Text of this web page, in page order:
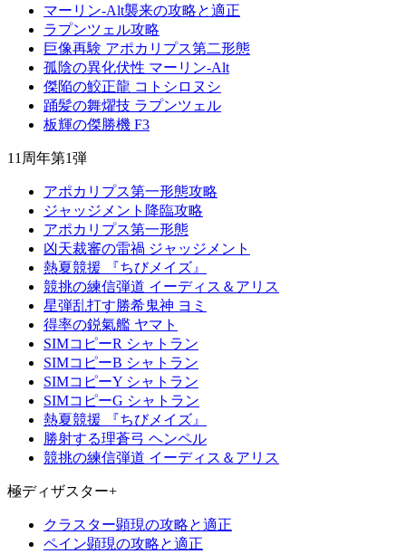
マーリン-Alt襲来の攻略と適正
ラプンツェル攻略
巨像再験 アポカリプス第二形態
孤陰の異化伏性 マーリン-Alt
傑陥の鮫正龍 コトシロヌシ
踊髪の舞燿技 ラプンツェル
板輝の傑勝機 F3
11周年第1弾
アポカリプス第一形態攻略
ジャッジメント降臨攻略
アポカリプス第一形態
凶天裁審の雷禍 ジャッジメント
熱夏競援 『ちびメイズ』
競挑の練信弾道 イーディス＆アリス
星弾乱打す勝希鬼神 ヨミ
得率の鋭氣艦 ヤマト
SIMコピーR シャトラン
SIMコピーB シャトラン
SIMコピーY シャトラン
SIMコピーG シャトラン
熱夏競援 『ちびメイズ』
勝射する理蒼弓 ヘンペル
競挑の練信弾道 イーディス＆アリス
極ディザスター+
クラスター顕現の攻略と適正
ペイン顕現の攻略と適正